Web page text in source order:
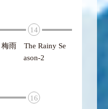
14
梅雨 The Rainy Se
ason-2
16